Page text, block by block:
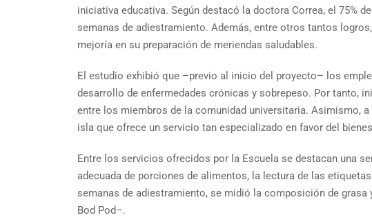
iniciativa educativa. Según destacó la doctora Correa, el 75%
semanas de adiestramiento. Además, entre otros tantos
mejoría en su preparación de meriendas saludables.
El estudio exhibió que –previo al inicio del proyecto– los
desarrollo de enfermedades crónicas y sobrepeso. Por tanto,
entre los miembros de la comunidad universitaria. Asimismo,
isla que ofrece un servicio tan especializado en favor del
Entre los servicios ofrecidos por la Escuela se destacan una
adecuada de porciones de alimentos, la lectura de las
semanas de adiestramiento, se midió la composición de
Bod Pod–.